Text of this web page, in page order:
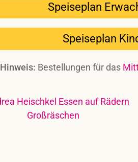
Speiseplan
Speiseplan
Hinweis: Bestellungen für das